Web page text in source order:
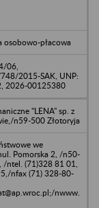
osobowo-płacowa
06,
2015-SAK, UNP:
2026-00125380
"LENA" sp. z
n59-500 Złotoryja
we
Pomorska 2, /n50-
/ntel. (71)328 81 01,
nfax (71) 328-80-
nwww.